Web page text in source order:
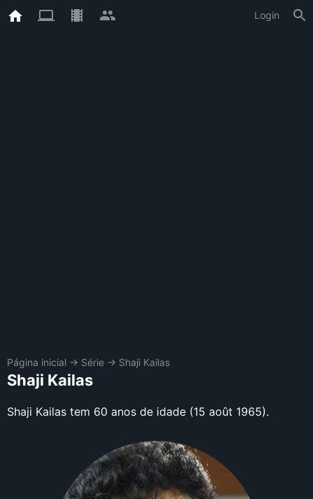
Login
Página inicial → Série → Shaji Kailas
Shaji Kailas
Shaji Kailas tem 60 anos de idade (15 août 1965).